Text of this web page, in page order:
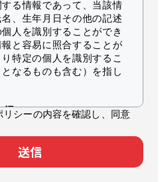
る情報であって、当該情
、生年月日その他の記述
人を識別することができ
と容易に照合することが
特定の個人を識別するこ
なるものも含む）を指し
得
公正な手段によって個人
。
用
リシーの内容を確認し、同意
送信